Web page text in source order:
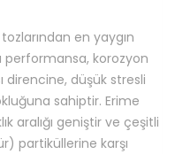
en yaygın
performansa, korozyon
direncine, düşük stresli
sahiptir. Erime
aralığı geniştir ve çeşitli
partiküllerine karşı